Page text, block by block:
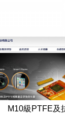
M10級PTFE及